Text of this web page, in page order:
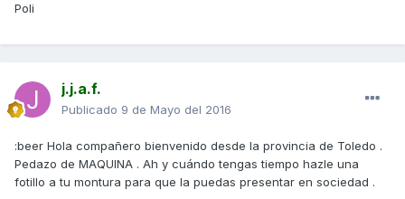
Poli
j.j.a.f.
Publicado 9 de Mayo del 2016
:beer Hola compañero bienvenido desde la provincia de Toledo .
Pedazo de MAQUINA . Ah y cuándo tengas tiempo hazle una
fotillo a tu montura para que la puedas presentar en sociedad .